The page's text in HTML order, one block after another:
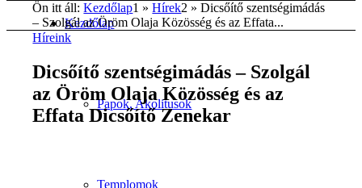
Kezdőlap
Papok, Akolitusok
Templomok
Ön itt áll: Kezdőlap1 »Hírek2 »Dicsőítő szentségimádás
– Szolgál az Öröm Olaja Közösség és az Effata...
Híreink
Dicsőítő szentségimádás – Szolgál
az Öröm Olaja Közösség és az
Effata Dicsőítő Zenekar